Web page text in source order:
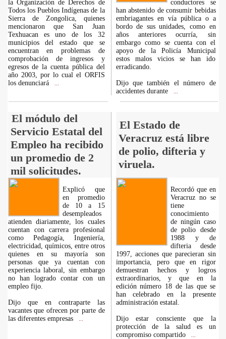
la Organización de Derechos de
Todos los Pueblos Indígenas de la
Sierra de Zongolica, quienes
mencionaron que San Juan
Texhuacan es uno de los 32
municipios del estado que se
encuentran en problemas de
comprobación de ingresos y
egresos de la cuenta pública del
año 2003, por lo cual el ORFIS
los denunciará
conductores se
han abstenido de consumir bebidas
embriagantes en vía pública o a
bordo de sus unidades, como en
años anteriores ocurría, sin
embargo como se cuenta con el
apoyo de la Policía Municipal
estos malos vicios se han ido
erradicando.
Dijo que también el número de
accidentes durante
El módulo del
Servicio Estatal del
Empleo ha recibido
un promedio de 2
mil solicitudes.
El Estado de
Veracruz está libre
de polio, difteria y
viruela.
Explicó que
en promedio
de 10 a 15
desempleados
atienden diariamente, los cuales
cuentan con carrera profesional
como Pedagogía, Ingeniería,
electricidad, químicos, entre otros
quienes en su mayoría son
personas que ya cuentan con
experiencia laboral, sin embargo
no han logrado contar con un
empleo fijo.
Dijo que en contraparte las
vacantes que ofrecen por parte de
las diferentes empresas
Recordó que en
Veracruz no se
tiene
conocimiento
de ningún caso
de polio desde
1988 y de
difteria desde
1997, acciones que parecieran sin
importancia, pero que en rigor
demuestran hechos y logros
extraordinarios, y que en la
edición número 18 de las que se
han celebrado en la presente
administración estatal.
Dijo estar consciente que la
protección de la salud es un
compromiso compartido